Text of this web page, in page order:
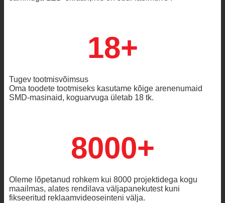
18+
Tugev tootmisvõimsus
Oma toodete tootmiseks kasutame kõige arenenumaid
SMD-masinaid, koguarvuga ületab 18 tk.
8000+
Oleme lõpetanud rohkem kui 8000 projektidega kogu
maailmas, alates rendilava väljapanekutest kuni
fikseeritud reklaamvideoseinteni välja.